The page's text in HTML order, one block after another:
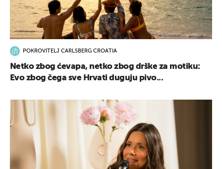
POKROVITELJ CARLSBERG CROATIA
Netko zbog ćevapa, netko zbog drške za motiku:
Evo zbog čega sve Hrvati duguju pivo...